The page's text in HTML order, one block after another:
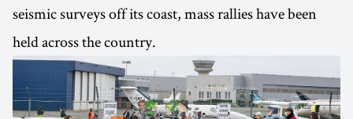
seismic surveys off its coast, mass rallies have been
held across the country.